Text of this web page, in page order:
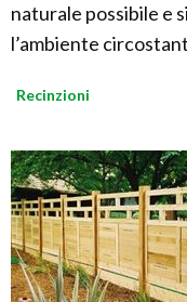
naturale possibile e
l’ambiente
Recinzioni